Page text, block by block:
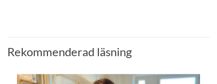
Rekommenderad läsning